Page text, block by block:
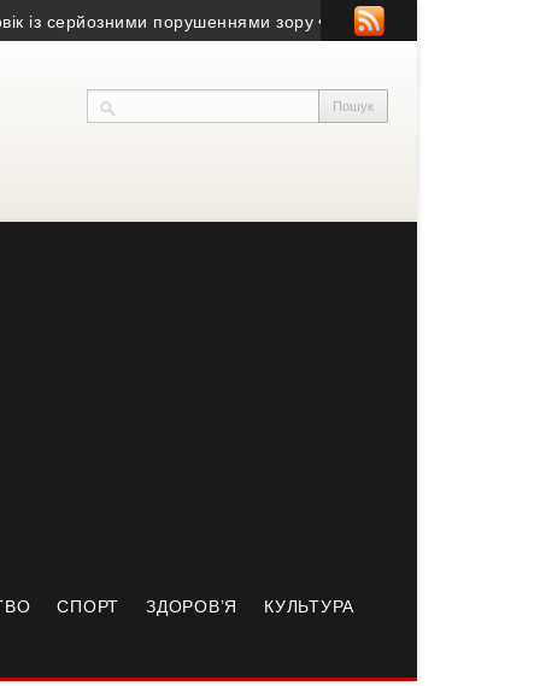
серйозними порушеннями зору • Юний волонтер із Заліщиків
СПОРТ ЗДОРОВ’Я КУЛЬТУРА